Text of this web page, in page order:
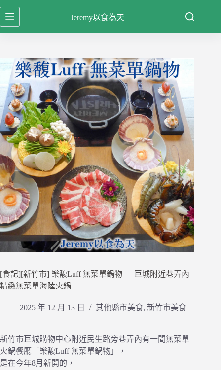
跳
至
容
Jeremy以食為天
[食記][新竹市] 樂馥Luff 無菜單鍋物 — 巨城附近巷弄內
精緻無菜單海陸火鍋
2025 年 12 月 13 日 其他縣市美食, 新竹市美食
新竹市巨城購物中心附近民生路旁巷弄內有一間無菜單
火鍋餐廳「樂馥Luff 無菜單鍋物」，
是在今年8月新開的，